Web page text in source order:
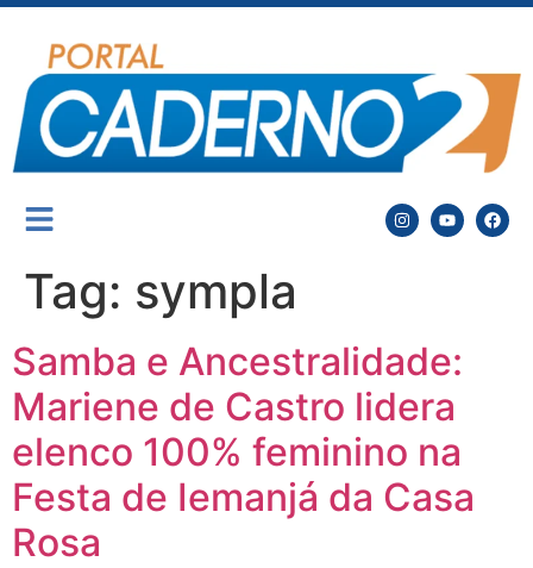
Tag: sympla
Samba e Ancestralidade:
Mariene de Castro lidera
elenco 100% feminino na
Festa de Iemanjá da Casa
Rosa